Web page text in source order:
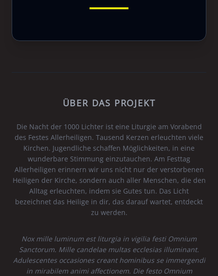
ÜBER DAS PROJEKT
Die Nacht der 1000 Lichter ist eine Liturgie am Vorabend
des Festes Allerheiligen. Tausend Kerzen erleuchten viele
Kirchen. Jugendliche schaffen Möglichkeiten, in eine
wunderbare Stimmung einzutauchen. Am Festtag
Allerheiligen erinnern wir uns nicht nur der verstorbenen
Heiligen der Kirche, sondern auch aller Menschen, die den
Alltag erleuchten, indem sie Gutes tun. Das Licht
bezeichnet das Heilige in dir, das darauf wartet, entdeckt
zu werden.
Nox mille luminum est liturgia in vigilia festi Omnium
Sanctorum. Mille candelae multas ecclesias illuminant.
Adulescentes occasiones creant hominibus se immergendi
in mirabilem animi affectionem. Die festo Omnium